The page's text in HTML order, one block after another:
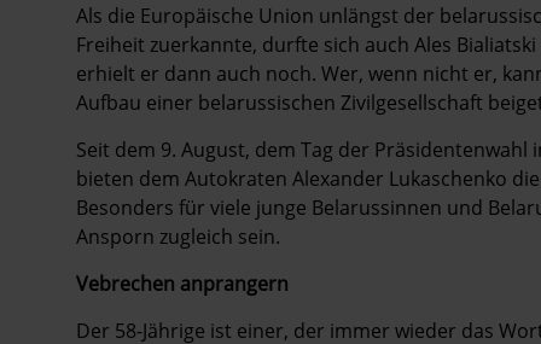
Als die Europäische Union unlängst der
Freiheit zuerkannte, durfte sich auch Ales
erhielt er dann auch noch. Wer, wenn nicht er,
Aufbau einer belarussischen Zivilgesellschaft
Seit dem 9. August, dem Tag der
bieten dem Autokraten Alexander Lukaschenko
Besonders für viele junge Belarussinnen und
Ansporn zugleich sein.
Vebrechen anprangern
Der 58-Jährige ist einer, der immer wieder das